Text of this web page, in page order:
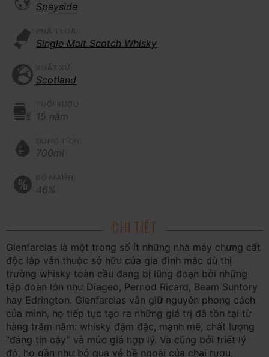
Speyside
PHÂN LOẠI:
Single Malt Scotch Whisky
XUẤT XỨ:
Scotland
TUỔI RƯỢU:
15 năm
DUNG TÍCH:
700ml
ĐỘ MẠNH:
46%
CHI TIẾT
Glenfarclas là một trong số ít những nhà máy chưng cất
độc lập vẫn thuộc sở hữu của gia đình mặc dù thị
trường whisky toàn cầu đang bị lũng đoạn bởi những
tập đoàn lớn như Diageo, Pernod Ricard, Beam Suntory
hay Edrington. Glenfarclas vẫn giữ nguyên phong cách
của mình, họ tiếp tục tạo ra những giá trị đã tồn tại từ
hàng trăm năm: whisky đậm đặc, mạnh mẽ, chất lượng
“đáng tin cậy” và mức giá hợp lý. Và cũng bởi triết lý
đó, họ gần như bỏ qua vẻ bề ngoài của chai rượu,